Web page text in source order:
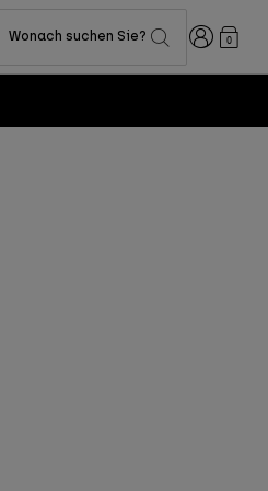
Wonach suchen Sie? Anmelden
0